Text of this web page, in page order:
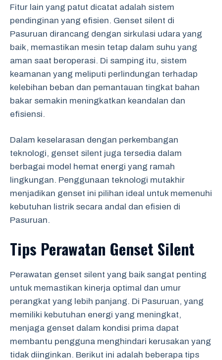
Fitur lain yang patut dicatat adalah sistem
pendinginan yang efisien. Genset silent di
Pasuruan dirancang dengan sirkulasi udara yang
baik, memastikan mesin tetap dalam suhu yang
aman saat beroperasi. Di samping itu, sistem
keamanan yang meliputi perlindungan terhadap
kelebihan beban dan pemantauan tingkat bahan
bakar semakin meningkatkan keandalan dan
efisiensi.
Dalam keselarasan dengan perkembangan
teknologi, genset silent juga tersedia dalam
berbagai model hemat energi yang ramah
lingkungan. Penggunaan teknologi mutakhir
menjadikan genset ini pilihan ideal untuk memenuhi
kebutuhan listrik secara andal dan efisien di
Pasuruan.
Tips Perawatan Genset Silent
Perawatan genset silent yang baik sangat penting
untuk memastikan kinerja optimal dan umur
perangkat yang lebih panjang. Di Pasuruan, yang
memiliki kebutuhan energi yang meningkat,
menjaga genset dalam kondisi prima dapat
membantu pengguna menghindari kerusakan yang
tidak diinginkan. Berikut ini adalah beberapa tips